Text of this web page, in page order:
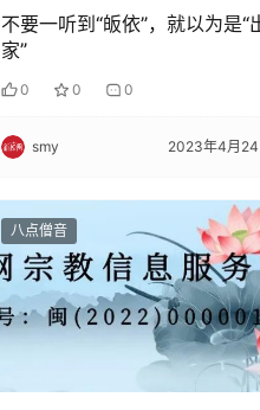
不要一听到“皈依”，就以为是“
家”
0 0 0
smy 2023年4月
八点僧音